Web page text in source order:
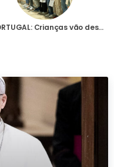
PORTUGAL: Crianças vão desencadear, dia 7 de Outubro, uma “onda de orações” em todo o mundo